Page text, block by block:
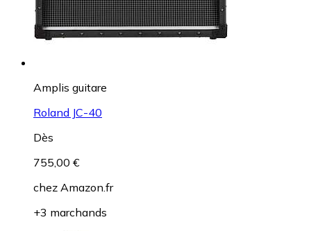
Amplis guitare
Roland JC-40
Dès
755,00 €
chez Amazon.fr
+3 marchands